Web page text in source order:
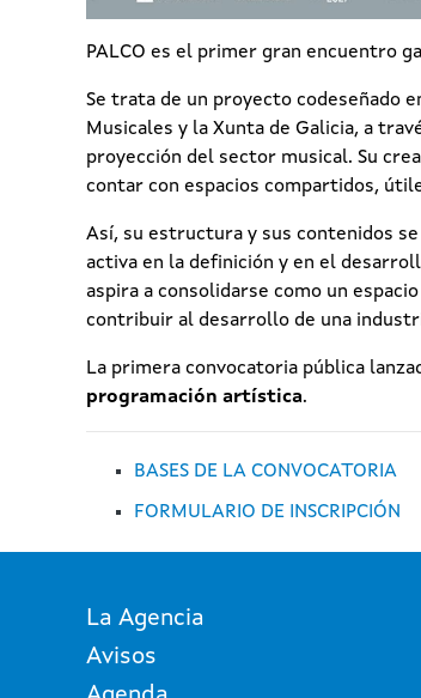
PALCO es el primer gran encuentro
Se trata de un proyecto codeseñado
Musicales y la Xunta de Galicia, a
proyección del sector musical. Su
contar con espacios compartidos,
Así, su estructura y sus contenidos
activa en la definición y en el
aspira a consolidarse como un
contribuir al desarrollo de una
La primera convocatoria pública
programación artística.
BASES DE LA CONVOCATORIA
FORMULARIO DE INSCRIPCIÓN
La Agencia
Avisos